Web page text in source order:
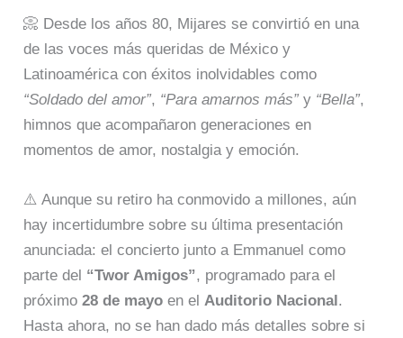
📀 Desde los años 80, Mijares se convirtió en una
de las voces más queridas de México y
Latinoamérica con éxitos inolvidables como
“Soldado del amor”, “Para amarnos más”y “Bella”,
himnos que acompañaron generaciones en
momentos de amor, nostalgia y emoción.
⚠️ Aunque su retiro ha conmovido a millones, aún
hay incertidumbre sobre su última presentación
anunciada: el concierto junto a Emmanuel como
parte del “Twor Amigos”, programado para el
próximo28 de mayo en elAuditorio Nacional .
Hasta ahora, no se han dado más detalles sobre si